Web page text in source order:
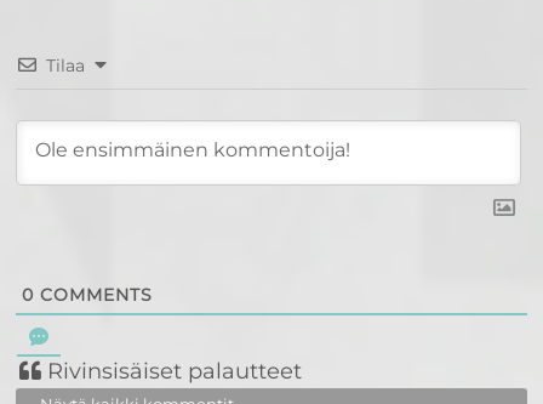
Tilaa
0 COMMENTS
Rivinsisäiset palautteet